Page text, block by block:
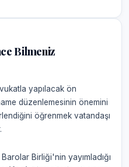
Bilmeniz
yapılacak ön
düzenlemesinin önemini
öğrenmek vatandaşı
Birliği'nin yayımladığı